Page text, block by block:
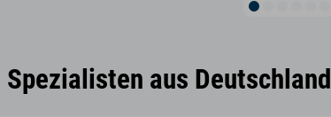
aus Deutschland